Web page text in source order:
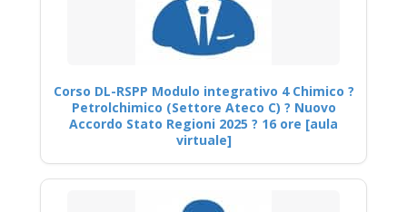
Corso DL-RSPP Modulo integrativo 4 Chimico ?
Petrolchimico (Settore Ateco C) ? Nuovo
Accordo Stato Regioni 2025 ? 16 ore [aula
virtuale]